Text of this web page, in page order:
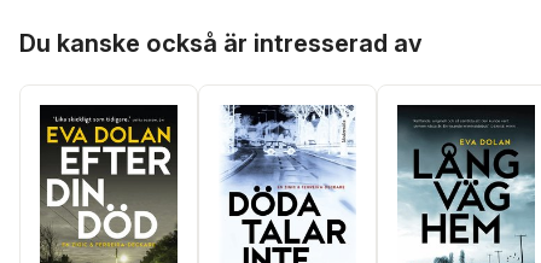
Du kanske också är intresserad av